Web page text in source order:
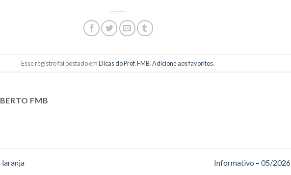
Esse registro foi postado emDicas do Prof. FMB.Adicione aos favoritos.
FMB
laranja Informativo – 05/2026